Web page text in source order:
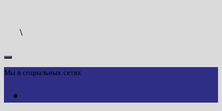
\
Мы в социальных сетях